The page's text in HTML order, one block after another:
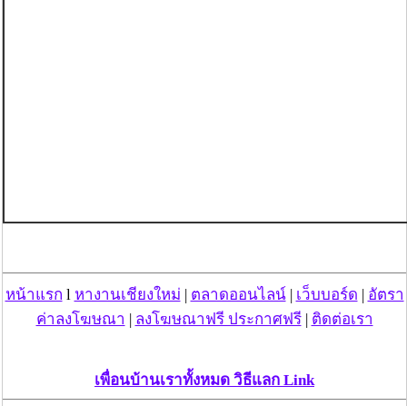
หน้าแรก l หางานเชียงใหม่ | ตลาดออนไลน์| เว็บบอร์ด | อัตรา
ค่าลงโฆษณา | ลงโฆษณาฟรี ประกาศฟรี| ติดต่อเรา
เพื่อนบ้านเราทั้งหมด วิธีแลก Link